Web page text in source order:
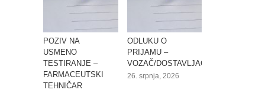
POZIV NA
USMENO
TESTIRANJE –
FARMACEUTSKI
TEHNIČAR
ODLUKU O
PRIJAMU –
VOZAČ/DOSTAVLJAČ
26. srpnja, 2026